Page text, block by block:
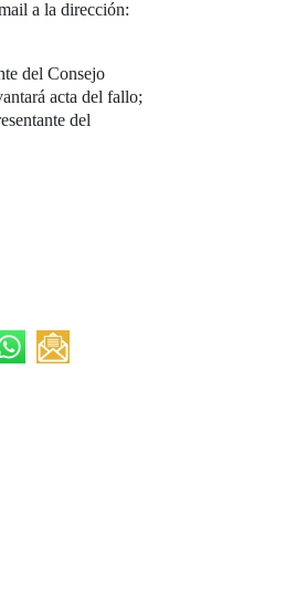
a la dirección:
del Consejo
acta del fallo;
del